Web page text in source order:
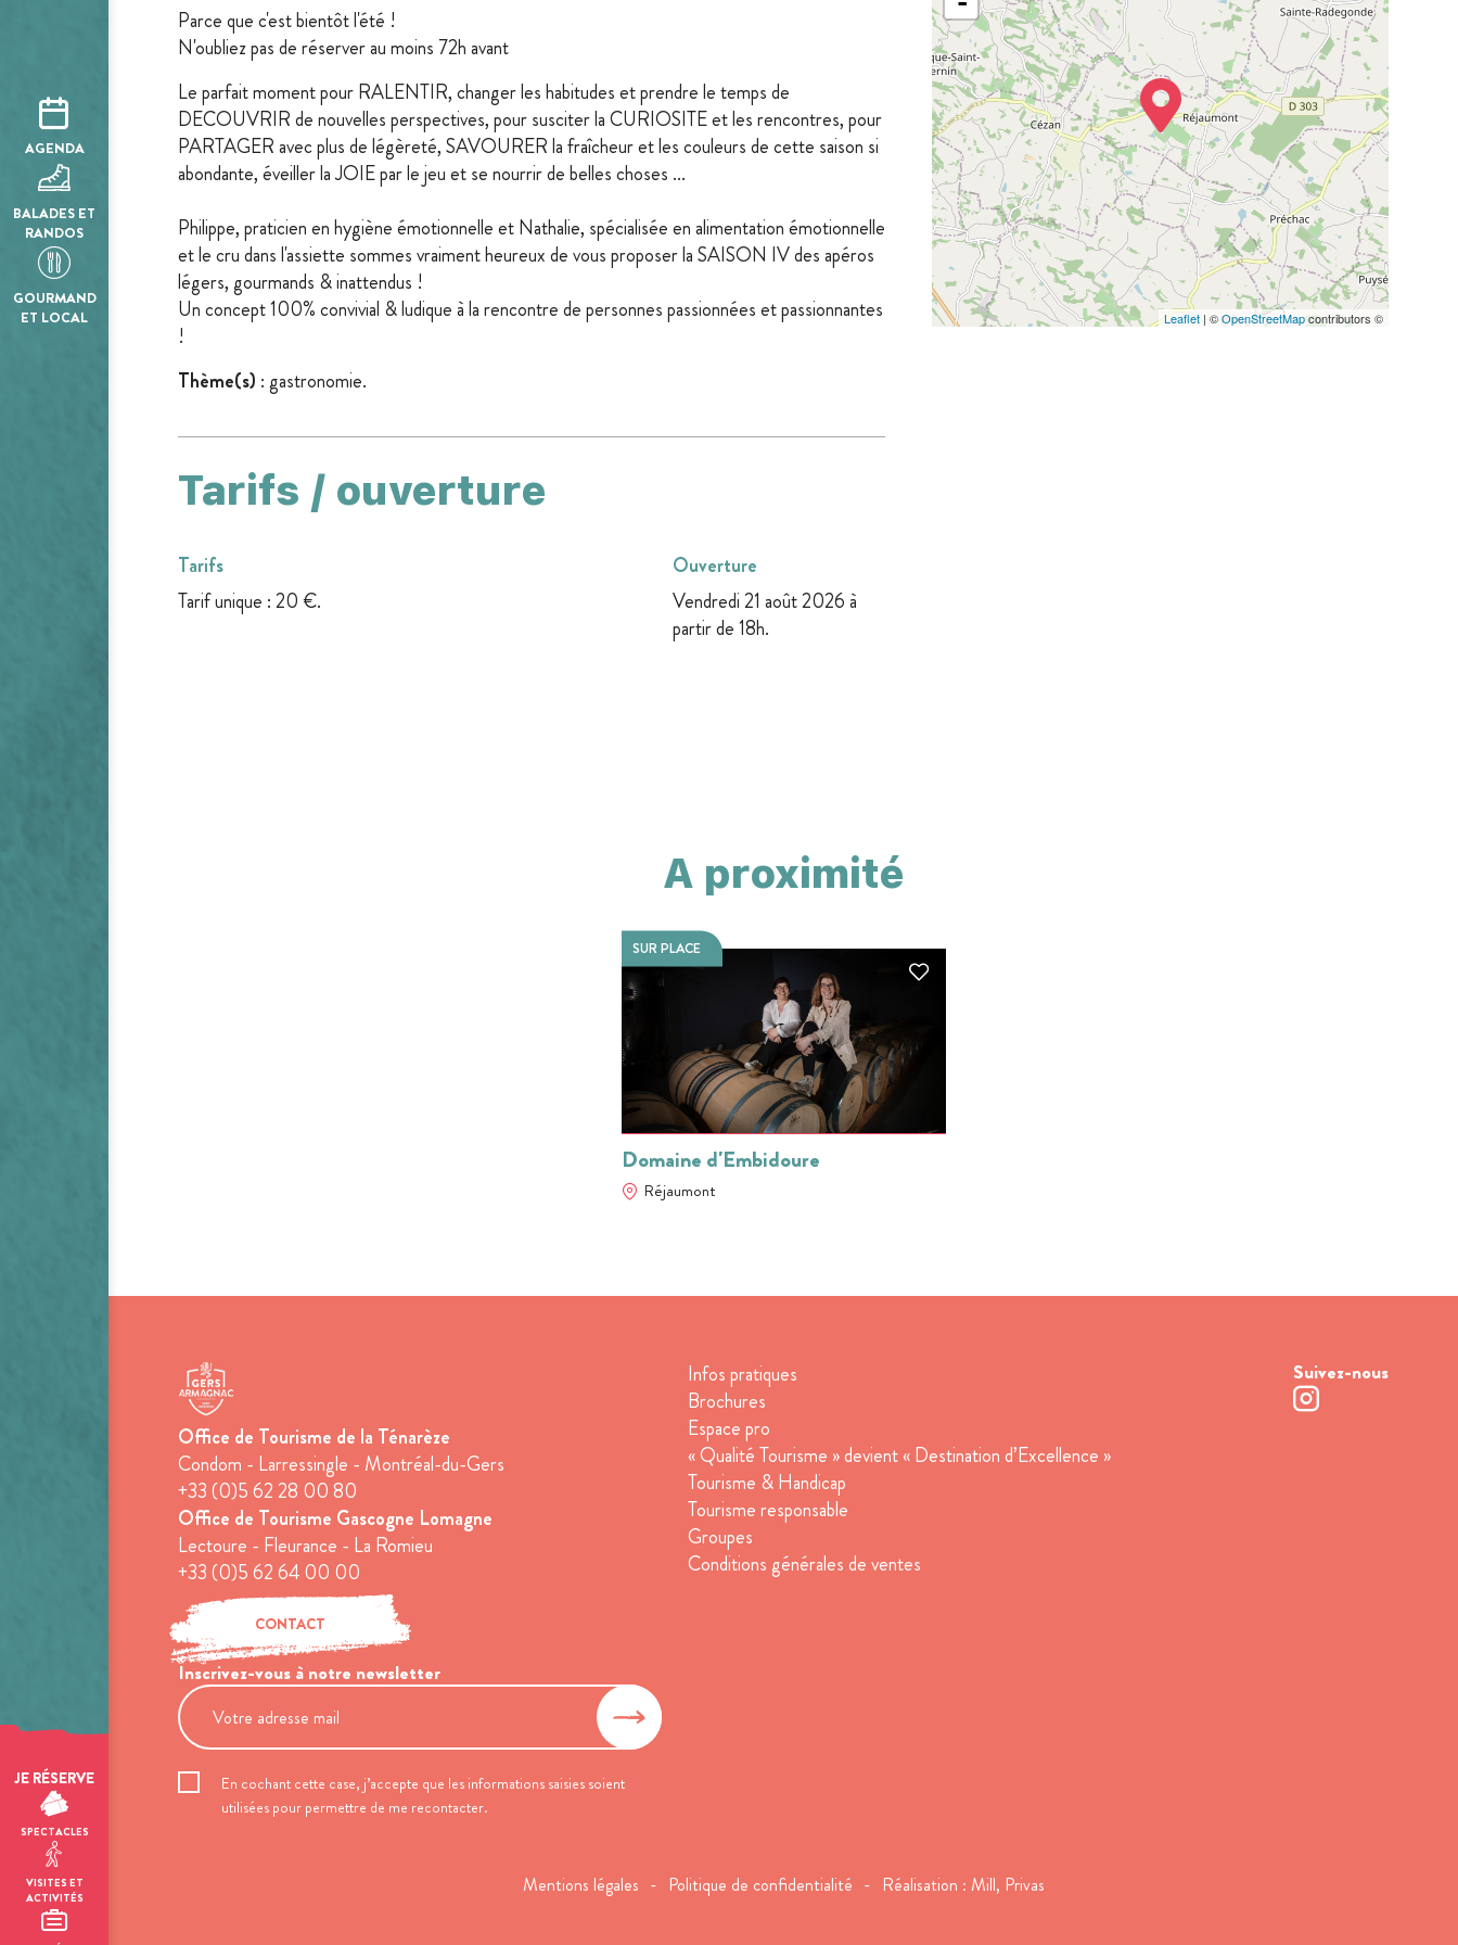
AGENDA
BALADES ET
RANDOS
GOURMAND
ET LOCAL
JE RÉSERVE
SPECTACLES
VISITES ET
ACTIVITÉS
Parce que c'est bientôt l'été !
N'oubliez pas de réserver au moins 72h avant
Le parfait moment pour RALENTIR, changer les habitudes et prendre le temps de
DECOUVRIR de nouvelles perspectives, pour susciter la CURIOSITE et les rencontres, pour
PARTAGER avec plus de légèreté, SAVOURER la fraîcheur et les couleurs de cette saison si
abondante, éveiller la JOIE par le jeu et se nourrir de belles choses ...
Philippe, praticien en hygiène émotionnelle et Nathalie, spécialisée en alimentation émotionnelle
et le cru dans l'assiette sommes vraiment heureux de vous proposer la SAISON IV des apéros
légers, gourmands & inattendus !
Un concept 100% convivial & ludique à la rencontre de personnes passionnées et passionnantes
!
Thème(s) : gastronomie.
Tarifs / ouverture
Tarifs
Tarif unique : 20 €.
Ouverture
Vendredi 21 août 2026 à
partir de 18h.
Leaflet | ©OpenStreetMapcontributors ©
A proximité
Domaine d'Embidoure
Réjaumont
SUR PLACE
Office de Tourisme de la Ténarèze
Condom - Larressingle - Montréal-du-Gers
+33 (0)5 62 28 00 80
Office de Tourisme Gascogne Lomagne
Lectoure - Fleurance - La Romieu
+33 (0)5 62 64 00 00
CONTACT
Infos pratiques
Brochures
Espace pro
« Qualité Tourisme » devient « Destination d’Excellence »
Tourisme & Handicap
Tourisme responsable
Groupes
Conditions générales de ventes
Suivez-nous
Inscrivez-vous à notre newsletter
En cochant cette case, j’accepte que les informations saisies soient
utilisées pour permettre de me recontacter.
Mentions légales Politique de confidentialité Réalisation : Mill, Privas